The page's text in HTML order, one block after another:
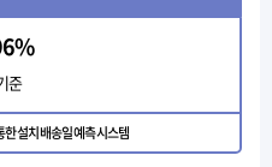
준
설치 배송일 예측 시스템